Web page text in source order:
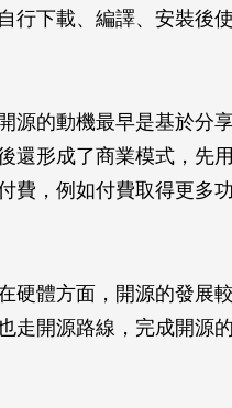
自行下載、編譯、安裝後
開源的動機最早是基於分
還形成了商業模式，先
費，例如付費取得更多
硬體方面，開源的發展
走開源路線，完成開源